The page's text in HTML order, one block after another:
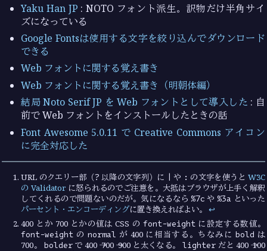
Yaku Han JP : NOTO フォント派生。訳物だけ半角サイ
ズになっている
Google Fontsは使用する文字を絞り込んでダウンロード
できる
Web フォントに関する覚え書き
Web フォントに関する覚え書き（明朝体編）
結局 Noto Serif JP を Web フォントとして導入した : 自
前で Web フォントをインストールしたときの話
Font Awesome 5.0.11 で Creative Commons アイコン
に完全対応した
URL のクエリー部（? 以降の文字列）に | や : の文字を使うと W3C
の Validatorに怒られるのでご注意を。大抵はブラウザが上手く解釈
してくれるので問題ないのだが。気になるなら%7c や%3a といった
パーセント・エンコーディングに置き換えればよい。↩︎
400 とか 700 とかの値は CSS のfont-weight に設定する数値。
font-weight のnormal が 400 に相当する。ちなみにbold は
700。 bolderで 400 → 700 → 900 と太くなる。lighter だと 400 → 100